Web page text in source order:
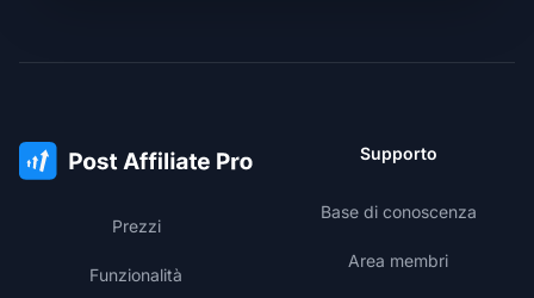
Prezzi
Funzionalità
Supporto
Base di conoscenza
Area membri